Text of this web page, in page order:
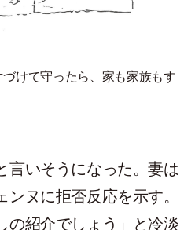
けて守ったら、家も家族もす
言いそうになった。妻は
ヌに拒否反応を示す。
の紹介でしょう」と冷淡